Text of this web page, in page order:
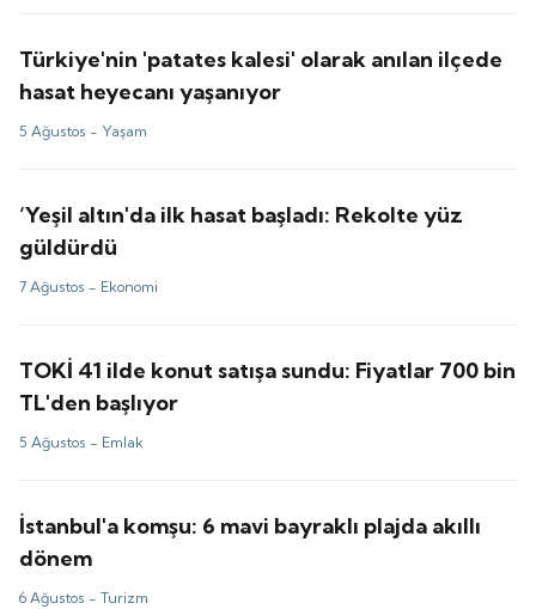
Türkiye'nin 'patates kalesi' olarak anılan ilçede
hasat heyecanı yaşanıyor
5 Ağustos - Yaşam
‘Yeşil altın'da ilk hasat başladı: Rekolte yüz
güldürdü
7 Ağustos - Ekonomi
TOKİ 41 ilde konut satışa sundu: Fiyatlar 700 bin
TL'den başlıyor
5 Ağustos - Emlak
İstanbul'a komşu: 6 mavi bayraklı plajda akıllı
dönem
6 Ağustos -Turizm